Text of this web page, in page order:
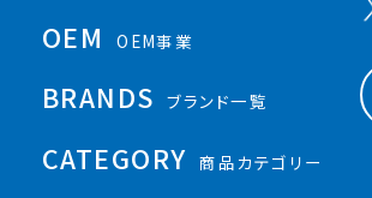
OEM OEM事業
BRANDS ブランド一覧
CATEGORY 商品カテゴリー